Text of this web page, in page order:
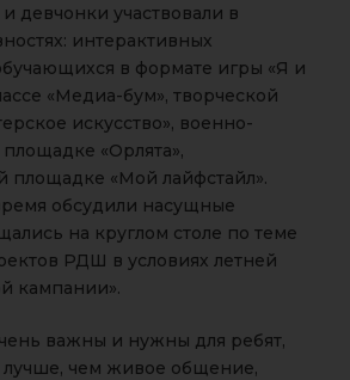
девчонки участвовали в
интерактивных
в формате игры «Я и
«Медиа-бум», творческой
искусство», военно-
«Орлята»,
площадке «Мой лайфстайл».
обсудили насущные
на круглом столе по теме
РДШ в условиях летней
кампании».
важны и нужны для ребят,
лучше, чем живое общение,